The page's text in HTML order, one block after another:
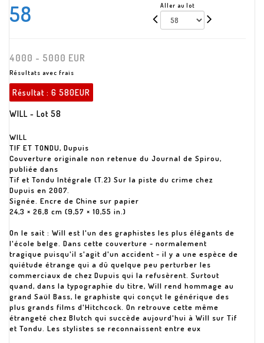
58 Aller au lot
4000 - 5000 EUR
Résultats avec frais
Résultat : 6 580EUR
WILL - Lot 58
WILL
TIF ET TONDU, Dupuis
Couverture originale non retenue du Journal de Spirou,
publiée dans
Tif et Tondu Intégrale (T.2) Sur la piste du crime chez
Dupuis en 2007.
Signée. Encre de Chine sur papier
24,3 × 26,8 cm (9,57 × 10,55 in.)
On le sait : Will est l'un des graphistes les plus élégants de
l'école belge. Dans cette couverture - normalement
tragique puisqu'il s'agit d'un accident - il y a une espèce de
quiétude étrange qui a dû quelque peu perturber les
commerciaux de chez Dupuis qui la refusèrent. Surtout
quand, dans la typographie du titre, Will rend hommage au
grand Saül Bass, le graphiste qui conçut le générique des
plus grands films d'Hitchcock. On retrouve cette même
étrangeté chez Blutch qui succède aujourd'hui à Will sur Tif
et Tondu. Les stylistes se reconnaissent entre eux